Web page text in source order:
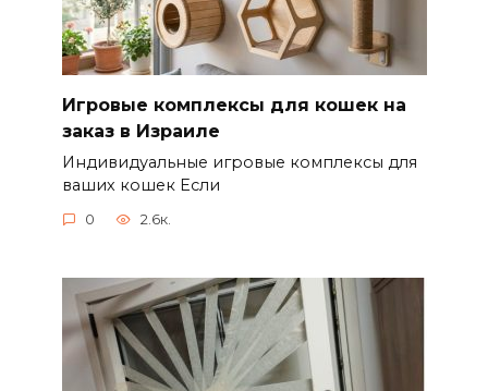
Игровые комплексы для кошек на
заказ в Израиле
Индивидуальные игровые комплексы для
ваших кошек Если
0 2.6к.